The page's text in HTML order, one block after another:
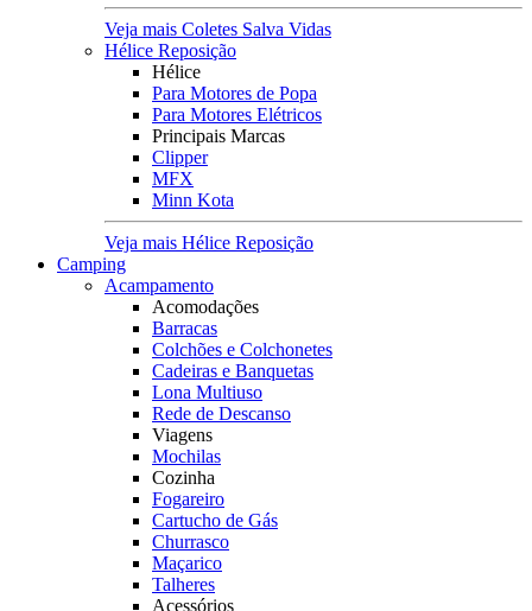
Veja mais Coletes Salva Vidas
Hélice Reposição
Hélice
Para Motores de Popa
Para Motores Elétricos
Principais Marcas
Clipper
MFX
Minn Kota
Veja mais Hélice Reposição
Camping
Acampamento
Acomodações
Barracas
Colchões e Colchonetes
Cadeiras e Banquetas
Lona Multiuso
Rede de Descanso
Viagens
Mochilas
Cozinha
Fogareiro
Cartucho de Gás
Churrasco
Maçarico
Talheres
Acessórios